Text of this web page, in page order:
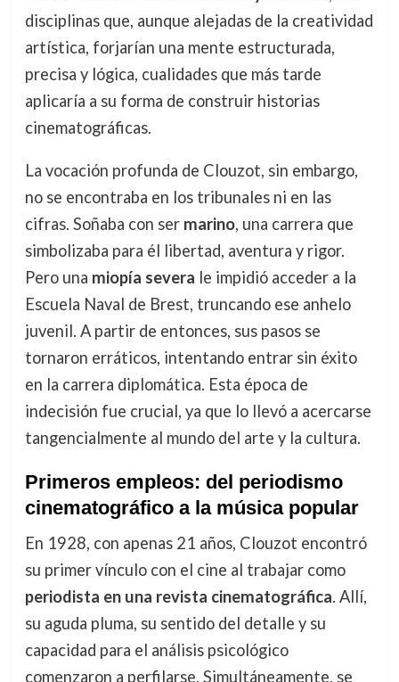
disciplinas que, aunque alejadas de la creatividad
artística, forjarían una mente estructurada,
precisa y lógica, cualidades que más tarde
aplicaría a su forma de construir historias
cinematográficas.
La vocación profunda de Clouzot, sin embargo,
no se encontraba en los tribunales ni en las
cifras. Soñaba con ser marino, una carrera que
simbolizaba para él libertad, aventura y rigor.
Pero una miopía severa le impidió acceder a la
Escuela Naval de Brest, truncando ese anhelo
juvenil. A partir de entonces, sus pasos se
tornaron erráticos, intentando entrar sin éxito
en la carrera diplomática. Esta época de
indecisión fue crucial, ya que lo llevó a acercarse
tangencialmente al mundo del arte y la cultura.
Primeros empleos: del periodismo
cinematográfico a la música popular
En 1928, con apenas 21 años, Clouzot encontró
su primer vínculo con el cine al trabajar como
periodista en una revista cinematográfica. Allí,
su aguda pluma, su sentido del detalle y su
capacidad para el análisis psicológico
comenzaron a perfilarse. Simultáneamente, se